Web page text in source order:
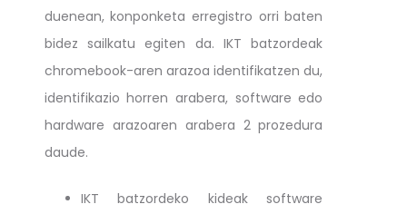
duenean, konponketa erregistro orri baten
bidez sailkatu egiten da. IKT batzordeak
chromebook-aren arazoa identifikatzen du,
identifikazio horren arabera, software edo
hardware arazoaren arabera 2 prozedura
daude.
IKT batzordeko kideak software